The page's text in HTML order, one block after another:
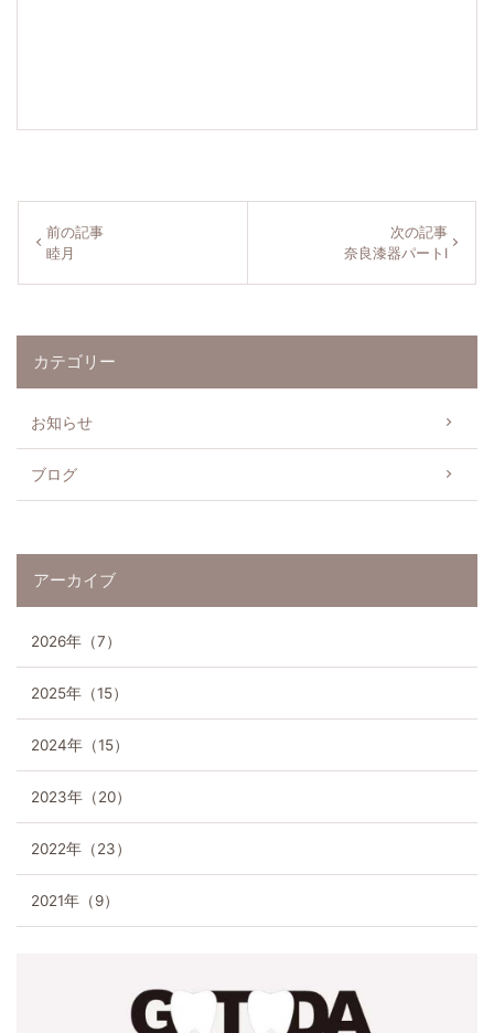
Blog
Recruit
前の記事
睦月
次の記事
奈良漆器パートⅠ
カテゴリー
お知らせ
ブログ
アーカイブ
2026年（7）
2025年（15）
2024年（15）
2023年（20）
2022年（23）
2021年（9）